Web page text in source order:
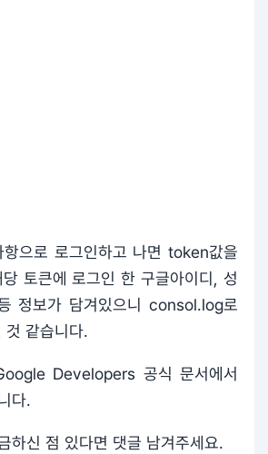
으로 로그인하고 나면 token값을
토큰에 로그인 한 구글아이디, 성
정보가 담겨있으니 consol.log로
것 같습니다.
Developers 공식 문서에서
다.
하신 점 있다면 댓글 남겨주세요.